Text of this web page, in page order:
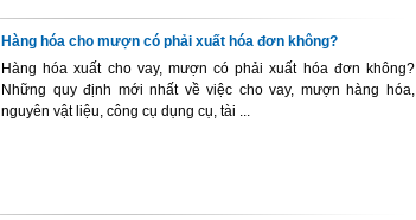
Hàng hóa cho mượn có phải xuất hóa đơn không?
Hàng hóa xuất cho vay, mượn có phải xuất hóa đơn không?
Những quy định mới nhất về việc cho vay, mượn hàng hóa,
nguyên vật liệu, công cụ dụng cụ, tài ...